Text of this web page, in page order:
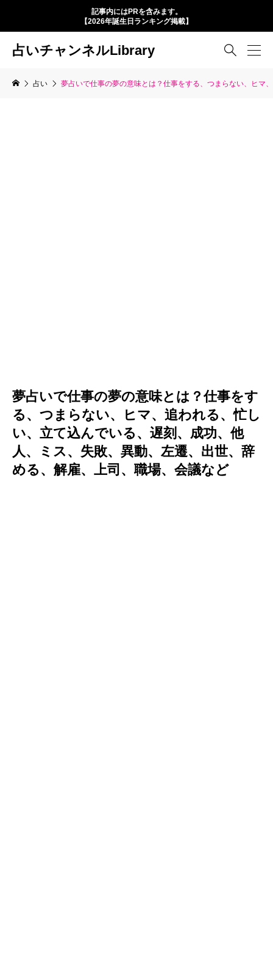
記事内にはPRを含みます。
【2026年誕生日ランキング掲載】
占いチャンネルLibrary 
占い 夢占いで仕事の夢の意味とは？仕事をする、つまらない、ヒマ
夢占いで仕事の夢の意味とは？仕事をす
る、つまらない、ヒマ、追われる、忙し
い、立て込んでいる、遅刻、成功、他
人、ミス、失敗、異動、左遷、出世、辞
める、解雇、上司、職場、会議など